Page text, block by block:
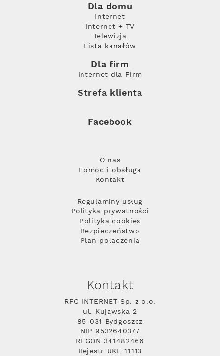
Dla domu
Internet
Internet + TV
Telewizja
Lista kanałów
Dla firm
Internet dla Firm
Strefa klienta
Facebook
O nas
Pomoc i obsługa
Kontakt
Regulaminy usług
Polityka prywatności
Polityka cookies
Bezpieczeństwo
Plan połączenia
Kontakt
RFC INTERNET Sp. z o.o.
ul. Kujawska 2
85-031 Bydgoszcz
NIP 9532640377
REGON 341482466
Rejestr UKE 11113